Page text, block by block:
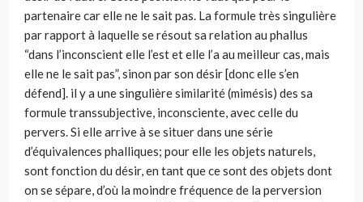
partenaire car elle ne le sait pas. La formule très singulière
par rapport à laquelle se résout sa relation au phallus
“dans l’inconscient elle l’est et elle l’a au meilleur cas, mais
elle ne le sait pas”, sinon par son désir [donc elle s’en
défend]. il y a une singulière similarité (mimésis) des sa
formule transsubjective, inconsciente, avec celle du
pervers. Si elle arrive à se situer dans une série
d’équivalences phalliques; pour elle les objets naturels,
sont fonction du désir, en tant que ce sont des objets dont
on se sépare, d’où la moindre fréquence de la perversion